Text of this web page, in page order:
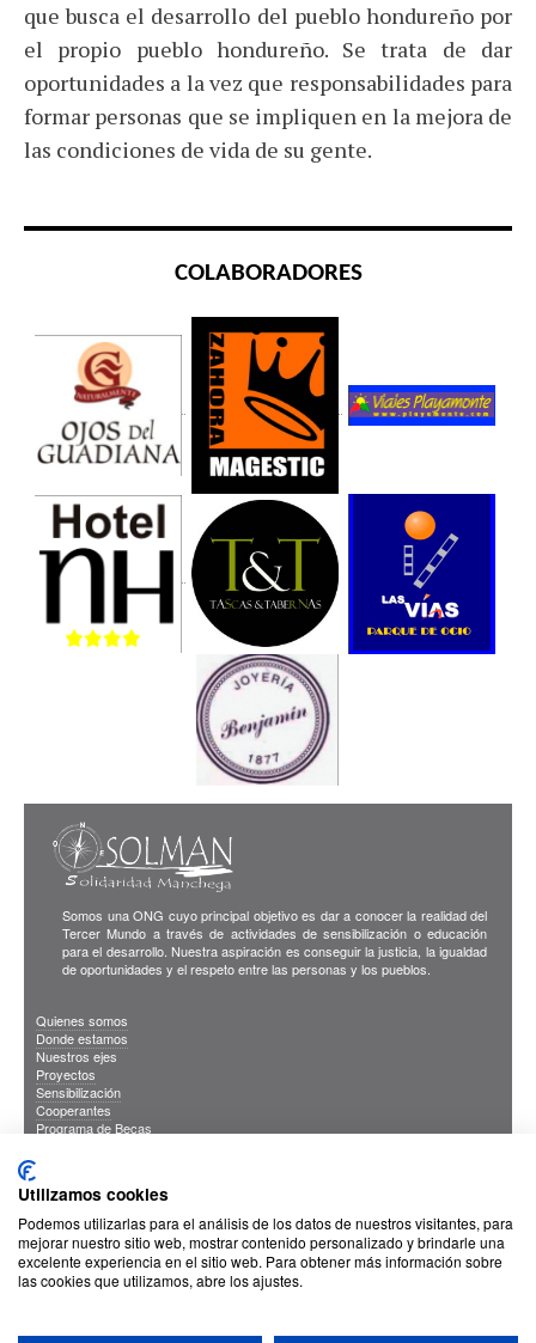
que busca el desarrollo del pueblo hondureño por
el propio pueblo hondureño. Se trata de dar
oportunidades a la vez que responsabilidades para
formar personas que se impliquen en la mejora de
las condiciones de vida de su gente.
COLABORADORES
Somos una ONG cuyo principal objetivo es dar a conocer la realidad del
Tercer Mundo a través de actividades de sensibilización o educación
para el desarrollo. Nuestra aspiración es conseguir la justicia, la igualdad
de oportunidades y el respeto entre las personas y los pueblos.
Quienes somos
Donde estamos
Nuestros ejes
Proyectos
Sensibilización
Cooperantes
Programa de Becas
Sus Datos Seguros
Cookies
Proteccion de datos
Utilizamos cookies
Podemos utilizarlas para el análisis de los datos de nuestros visitantes, para
mejorar nuestro sitio web, mostrar contenido personalizado y brindarle una
excelente experiencia en el sitio web. Para obtener más información sobre
las cookies que utilizamos, abre los ajustes.